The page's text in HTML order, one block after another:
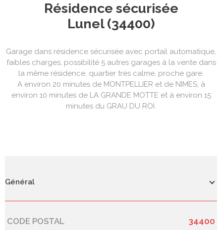
Résidence sécurisée
Lunel (34400)
Garage dans résidence sécurisée avec portail automatique,
faibles charges, possibilité 5 autres garages à la vente dans
la même résidence, quartier très calme, proche gare.
A environ 20 minutes de MONTPELLIER et de NIMES, à
environ 10 minutes de LA GRANDE MOTTE et à environ 15
minutes du GRAU DU ROI.
Général
Caractérisque Valeurs
CODE POSTAL 34400